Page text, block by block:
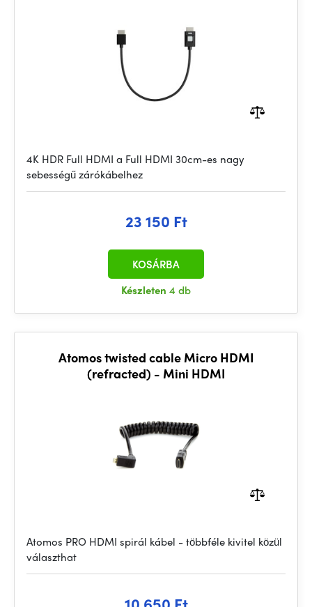
4K HDR Full HDMI a Full HDMI 30cm-es nagy
sebességű zárókábelhez
23 150 Ft
Készleten 4 db
KOSÁRBA
Atomos twisted cable Micro HDMI
(refracted) - Mini HDMI
Atomos PRO HDMI spirál kábel - többféle kivitel közül
választhat